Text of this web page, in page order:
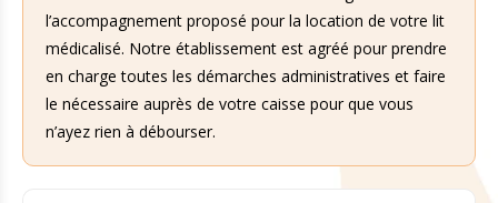
l’accompagnement proposé pour la location de votre lit
médicalisé. Notre établissement est agréé pour prendre
en charge toutes les démarches administratives et faire
le nécessaire auprès de votre caisse pour que vous
n’ayez rien à débourser.